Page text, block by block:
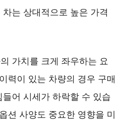
는 상대적으로 높은 가격
가치를 크게 좌우하는 요
력이 있는 차량의 경우 구매
어 시세가 하락할 수 있습
션 사양도 중요한 영향을 미